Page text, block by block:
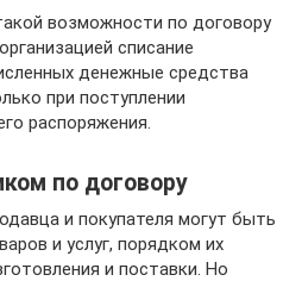
возможности по договору
списание
денежные средства
при поступлении
распоряжения.
по договору
и покупателя могут быть
и услуг, порядком их
и поставки. Но